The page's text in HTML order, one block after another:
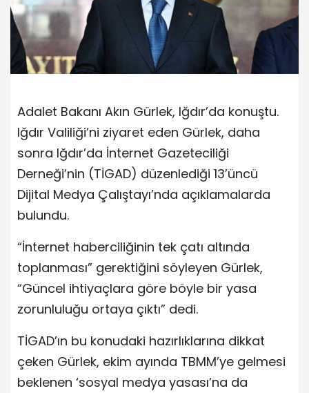
Adalet Bakanı Akın Gürlek, Iğdır’da konuştu.
Iğdır Valiliği’ni ziyaret eden Gürlek, daha
sonra Iğdır’da İnternet Gazeteciliği
Derneği’nin (TİGAD) düzenlediği 13’üncü
Dijital Medya Çalıştayı’nda açıklamalarda
bulundu.
“İnternet haberciliğinin tek çatı altında
toplanması” gerektiğini söyleyen Gürlek,
“Güncel ihtiyaçlara göre böyle bir yasa
zorunluluğu ortaya çıktı” dedi.
TİGAD’ın bu konudaki hazırlıklarına dikkat
çeken Gürlek, ekim ayında TBMM’ye gelmesi
beklenen ‘sosyal medya yasası’na da